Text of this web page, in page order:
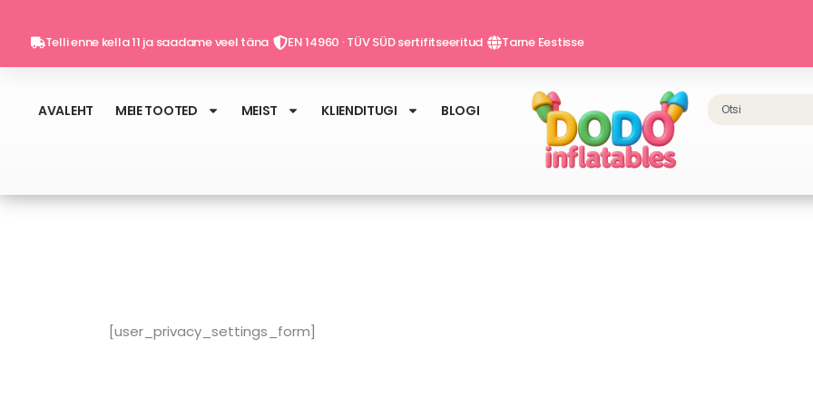
contentTelli enne kella 11 ja saadame veel täna EN 14960 · TÜV SÜD sertifitseeritud Tarne Eestisse
AVALEHT MEIE TOOTED MEIST KLIENDITUGI BLOGI Search
[user_privacy_settings_form]